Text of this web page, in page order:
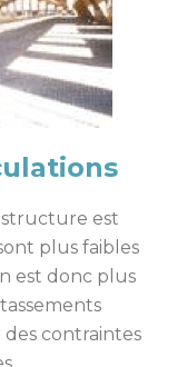
structure est
plus faibles
est donc plus
contraintes